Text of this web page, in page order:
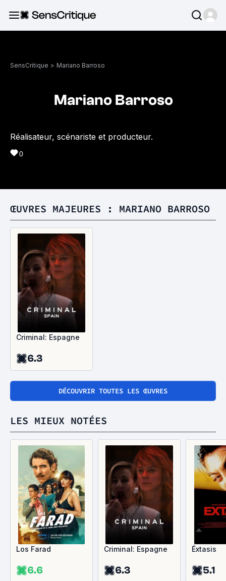
SensCritique > Mariano Barroso
Mariano Barroso
Réalisateur, scénariste et producteur.
0
ŒUVRES MAJEURES : MARIANO BARROSO
Criminal: Espagne
6.3
DÉCOUVRIR TOUTES LES ŒUVRES
LES MIEUX NOTÉES
Los Farad
6.6
Criminal: Espagne
6.3
Éxtasis
5.1